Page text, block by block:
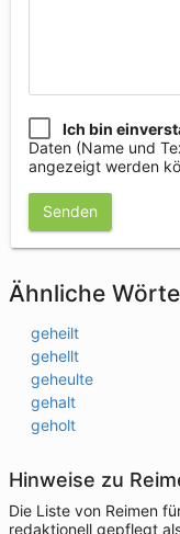
Ich bin
Daten (Name und
angezeigt werden
Senden
Ähnliche
geheilt
gehellt
geheulte
gehalt
geholt
Hinweise zu
Die Liste von Reimen
redaktionell gepflegt